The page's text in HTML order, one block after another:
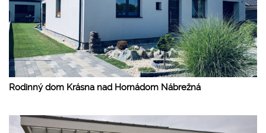
Rodinný dom Krásna nad Hornádom Nábrežná